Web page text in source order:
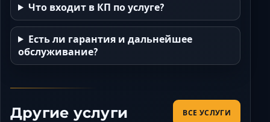
Что входит в КП по услуге?
Есть ли гарантия и дальнейшее
обслуживание?
Другие услуги ВСЕ УСЛУГИ